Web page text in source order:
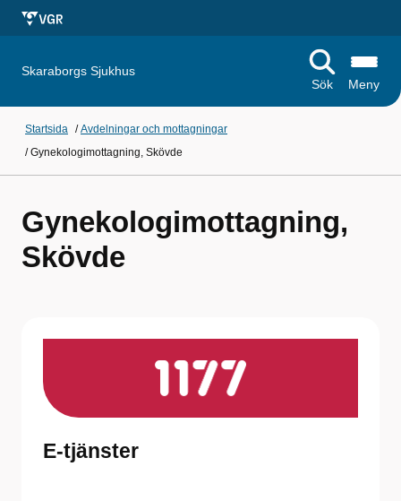
Skaraborgs Sjukhus
Sök
Meny
Startsida /Avdelningar och mottagningar
/Gynekologimottagning, Skövde
Gynekologimottagning,
Skövde
E-tjänster